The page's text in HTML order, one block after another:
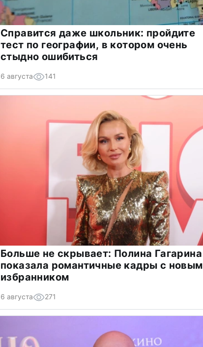
Справится даже школьник: пройдите
тест по географии, в котором очень
стыдно ошибиться
6 августа 141
Больше не скрывает: Полина Гагарина
показала романтичные кадры с новым
избранником
6 августа 271